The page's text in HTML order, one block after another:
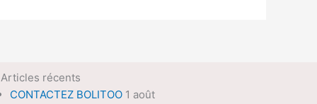
récents
CONTACTEZ BOLITOO 1 août